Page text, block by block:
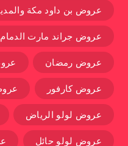
عروض بن داود مكة
عروض جراند مارت الدمام
عروض رمضان
عروض كارفور
عروض لولو الرياض
عروض لولو حائل